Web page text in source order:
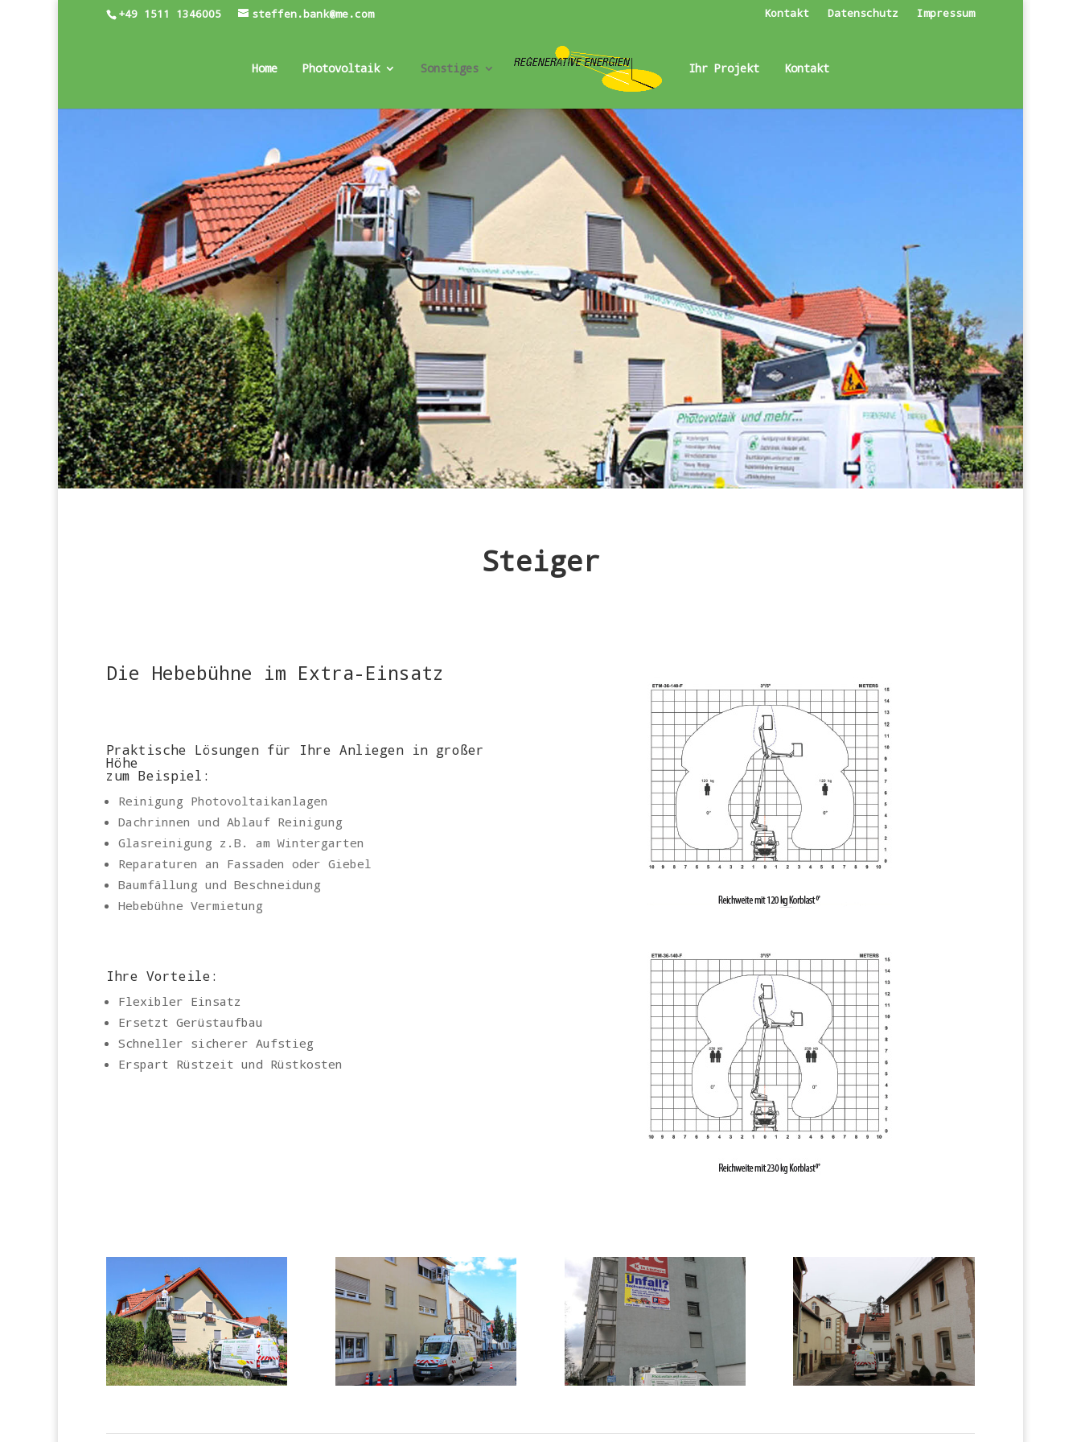
+49 1511 1346005 steffen.bank@me.com Kontakt Datenschutz Impressum
Home Photovoltaik Sonstiges Ihr Projekt Kontakt
Steiger
Die Hebebühne im Extra-Einsatz
Praktische Lösungen für Ihre Anliegen in großer
Höhe
zum Beispiel:
Reinigung Photovoltaikanlagen
Dachrinnen und Ablauf Reinigung
Glasreinigung z.B. am Wintergarten
Reparaturen an Fassaden oder Giebel
Baumfällung und Beschneidung
Hebebühne Vermietung
Ihre Vorteile:
Flexibler Einsatz
Ersetzt Gerüstaufbau
Schneller sicherer Aufstieg
Erspart Rüstzeit und Rüstkosten